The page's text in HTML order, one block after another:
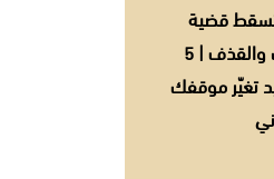
قضية
السب والقذف | 5
تغيّر موقفك